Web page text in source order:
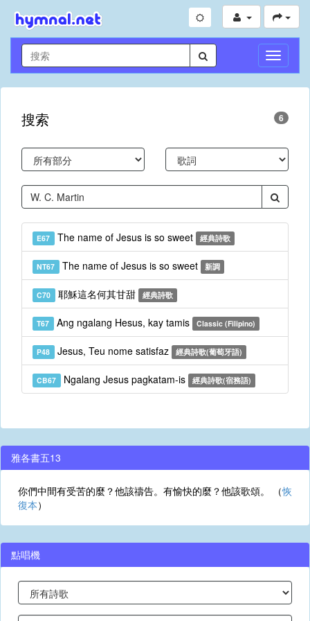
切
換
導
搜索 6
E67 The name of Jesus is so sweet 經典詩歌
NT67 The name of Jesus is so sweet 新調
C70 耶穌這名何其甘甜 經典詩歌
T67 Ang ngalang Hesus, kay tamis Classic (Filipino)
P48 Jesus, Teu nome satisfaz 經典詩歌(葡萄牙語)
CB67 Ngalang Jesus pagkatam-is 經典詩歌(宿務語)
雅各書五13
你們中間有受苦的麼？他該禱告。有愉快的麼？他該歌頌。 （恢
復本）
點唱機